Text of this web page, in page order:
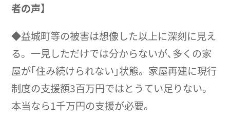
者の声】
◆益城町等の被害は想像した以上に深刻に見え
る。一見しただけでは分からないが､多くの家
屋が｢住み続けられない｣状態。家屋再建に現行
制度の支援額3百万円ではとうてい足りない。
本当なら1千万円の支援が必要。